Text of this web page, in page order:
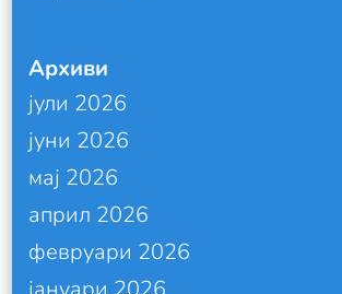
Архиви
јули 2026
јуни 2026
мај 2026
април 2026
февруари 2026